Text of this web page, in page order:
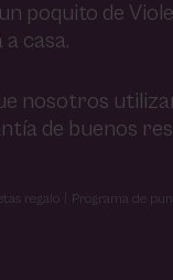
poquito de
casa.
nosotros
de buenos
regalo Programa de